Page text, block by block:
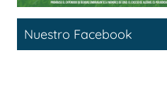
Nuestro Facebook